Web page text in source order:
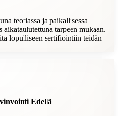
teoriassa ja paikallisessa
tarpeen mukaan.
lopulliseen sertifiointiin teidän
Edellä